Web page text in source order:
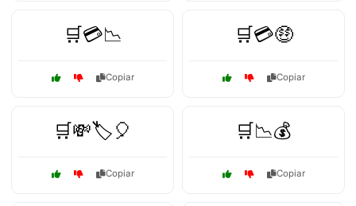
🛒💳📉
Copiar
🛒💳🤑
Copiar
🛒💸🏷️🎈
Copiar
🛒📉💰
Copiar